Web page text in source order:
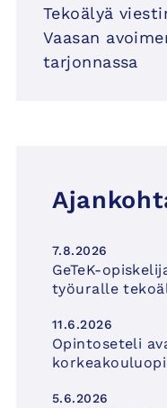
Tekoälyä
Vaasan
tarjonnassa
7.8.2026
GeTeK-
työuralle
11.6.2026
Opintoseteli
5.6.2026